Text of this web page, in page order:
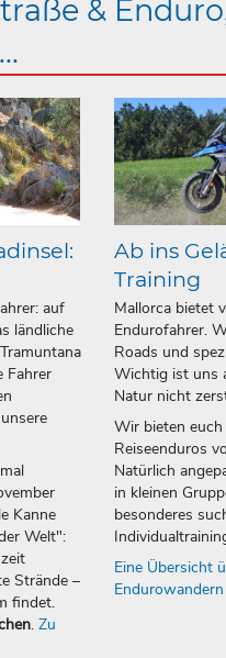
&
auf
ländliche
Fahrer
Kanne
Welt":
Strände –
findet.
.Zu
Ab ins
Training
Mallorca bietet
Endurofahrer.
Roads und
Wichtig ist uns
Natur nicht
Wir bieten
Reiseenduros
Natürlich
in kleinen
besonderes
Eine Übersicht